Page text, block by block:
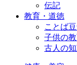
伝記
教育・道徳
ことば
子供の
古人の